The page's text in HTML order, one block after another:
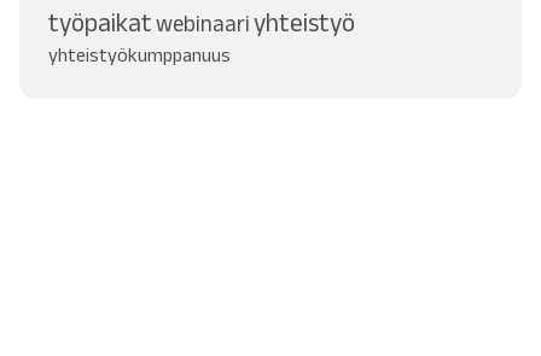
työpaikatwebinaariyhteistyö
yhteistyökumppanuus